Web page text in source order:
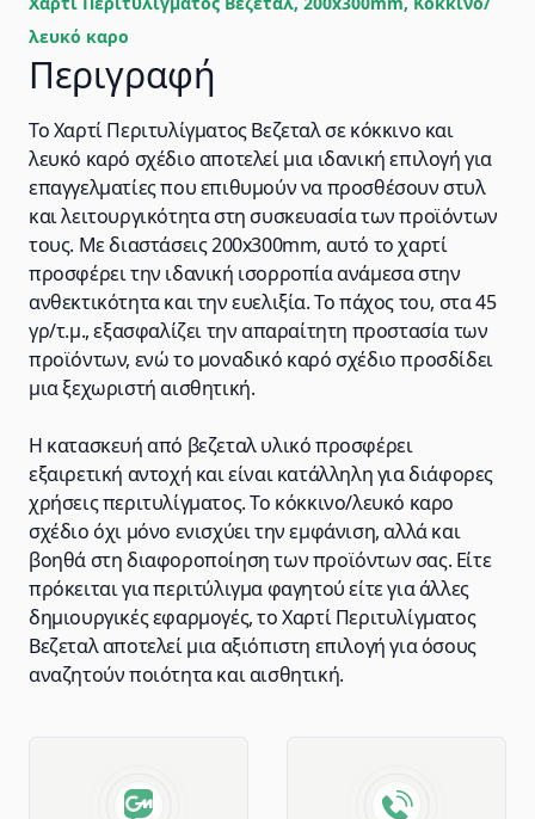
λευκό καρο
Περιγραφή
Το Χαρτί Περιτυλίγματος Βεζεταλ σε κόκκινο και
λευκό καρό σχέδιο αποτελεί μια ιδανική επιλογή για
επαγγελματίες που επιθυμούν να προσθέσουν στυλ
και λειτουργικότητα στη συσκευασία των προϊόντων
τους. Με διαστάσεις 200x300mm, αυτό το χαρτί
προσφέρει την ιδανική ισορροπία ανάμεσα στην
ανθεκτικότητα και την ευελιξία. Το πάχος του, στα 45
γρ/τ.μ., εξασφαλίζει την απαραίτητη προστασία των
προϊόντων, ενώ το μοναδικό καρό σχέδιο προσδίδει
μια ξεχωριστή αισθητική.
Η κατασκευή από βεζεταλ υλικό προσφέρει
εξαιρετική αντοχή και είναι κατάλληλη για διάφορες
χρήσεις περιτυλίγματος. Το κόκκινο/λευκό καρο
σχέδιο όχι μόνο ενισχύει την εμφάνιση, αλλά και
βοηθά στη διαφοροποίηση των προϊόντων σας. Είτε
πρόκειται για περιτύλιγμα φαγητού είτε για άλλες
δημιουργικές εφαρμογές, το Χαρτί Περιτυλίγματος
Βεζεταλ αποτελεί μια αξιόπιστη επιλογή για όσους
αναζητούν ποιότητα και αισθητική.